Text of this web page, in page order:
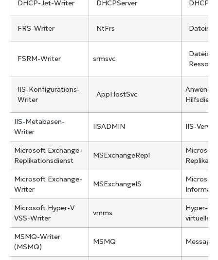
DHCP-Jet-Writer DHCPServer DHCP-
FRS-Writer NtFrs
FSRM-Writer srmsvc
IIS-Konfigurations-
Writer
AppHostSvc
IIS-Metabasen-
Writer
IISADMIN IIS-
Microsoft Exchange-
Replikationsdienst
MSExchangeRepl
Microsoft Exchange-
Writer
MSExchangeIS
Microsoft Hyper-V
VSS-Writer
vmms
Hyper-V-
virtueller
MSMQ-Writer
(MSMQ)
MSMQ Message